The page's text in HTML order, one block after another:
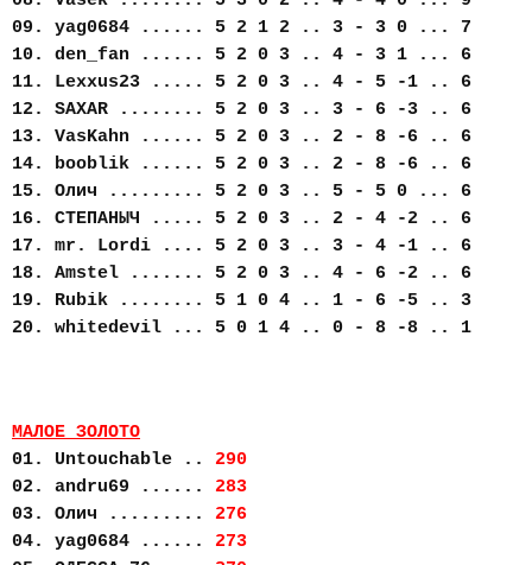
09. yag0684 ...... 5 2 1 2 .. 3 - 3 0 ... 7
10. den_fan ...... 5 2 0 3 .. 4 - 3 1 ... 6
11. Lexxus23 ..... 5 2 0 3 .. 4 - 5 -1 .. 6
12. SAXAR ........ 5 2 0 3 .. 3 - 6 -3 .. 6
13. VasKahn ...... 5 2 0 3 .. 2 - 8 -6 .. 6
14. booblik ...... 5 2 0 3 .. 2 - 8 -6 .. 6
15. Олич ......... 5 2 0 3 .. 5 - 5 0 ... 6
16. СТЕПАНЫЧ ..... 5 2 0 3 .. 2 - 4 -2 .. 6
17. mr. Lordi .... 5 2 0 3 .. 3 - 4 -1 .. 6
18. Amstel ....... 5 2 0 3 .. 4 - 6 -2 .. 6
19. Rubik ........ 5 1 0 4 .. 1 - 6 -5 .. 3
20. whitedevil ... 5 0 1 4 .. 0 - 8 -8 .. 1
МАЛОЕ ЗОЛОТО
01. Untouchable .. 290
02. andru69 ...... 283
03. Олич ......... 276
04. yag0684 ...... 273